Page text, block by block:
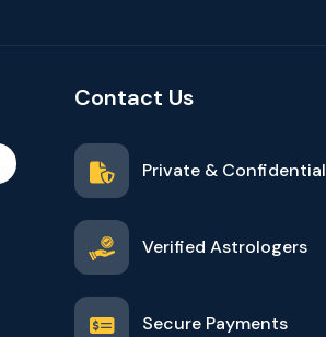
Contact Us
Private & Confidential
Verified Astrologers
Secure Payments